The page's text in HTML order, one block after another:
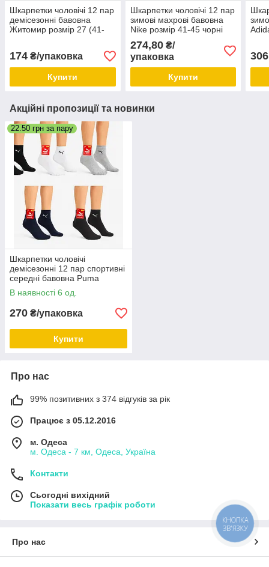
Шкарпетки чоловічі 12 пар
демісезонні бавовна
Житомир розмір 27 (41-
174 ₴/упаковка
Купити
Шкарпетки чоловічі 12 пар
зимові махрові бавовна
Nike розмір 41-45 чорні
274,80₴/
упаковка
Купити
306
Акційні пропозиції та новинки
22.50 грн за пару
Шкарпетки чоловічі
демісезонні 12 пар спортивні
середні бавовна Puma
Туреччина розмір 41-44 мікс
кольорів
В наявності 6 од.
270 ₴/упаковка
Купити
Про нас
99% позитивних з 374 відгуків за рік
Працює з 05.12.2016
м. Одеса
м. Одеса - 7 км, Одеса, Україна
Контакти
Сьогодні вихідний
Показати весь графік роботи
Про нас
КНОПКА
ЗВ'ЯЗКУ